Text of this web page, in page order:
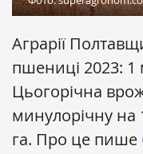
Аграрії
пшениці 2023: 1
Цьогорічна
минулорічну на
га. Про це пише